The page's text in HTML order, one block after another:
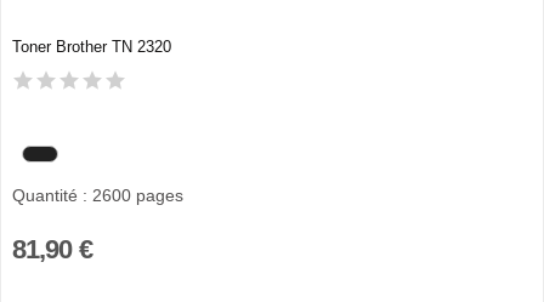
Toner Brother TN 2320
Quantité : 2600 pages
81,90 €